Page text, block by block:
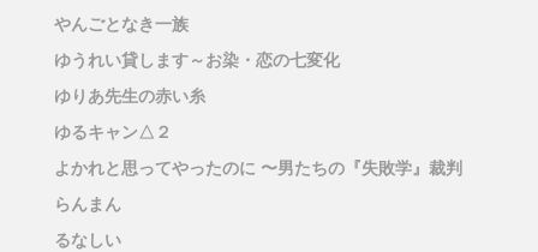
やんごとなき一族
ゆうれい貸します～お染・恋の七変化
ゆりあ先生の赤い糸
ゆるキャン△２
よかれと思ってやったのに 〜男たちの『失敗学』裁判
らんまん
るなしい